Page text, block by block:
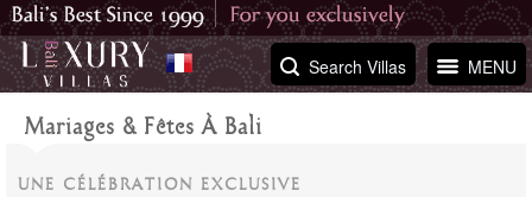
MENU
Search Villas
Mariages & Fêtes À Bali
UNE CÉLÉBRATION EXCLUSIVE